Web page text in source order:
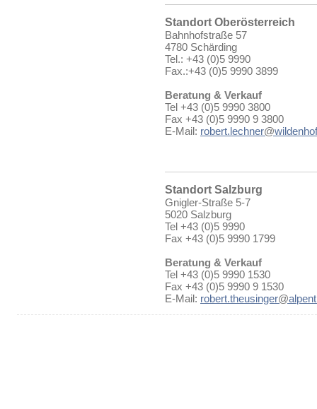
Standort Oberösterreich
Bahnhofstraße 57
4780 Schärding
Tel.: +43 (0)5 9990
Fax.:+43 (0)5 9990 3899
Beratung & Verkauf
Tel +43 (0)5 9990 3800
Fax +43 (0)5 9990 9 3800
E-Mail: robert.lechner@
Standort Salzburg
Gnigler-Straße 5-7
5020 Salzburg
Tel +43 (0)5 9990
Fax +43 (0)5 9990 1799
Beratung & Verkauf
Tel +43 (0)5 9990 1530
Fax +43 (0)5 9990 9 1530
E-Mail: robert.theusinger@